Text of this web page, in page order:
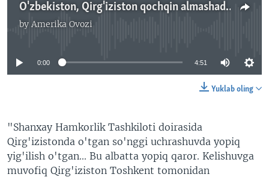
O'zbekiston, Qirg'iziston qochqin almashadimi? Malik Mansur
by Amerika Ovozi
No media source currently available
0:00 4:51
Yuklab oling
"Shanxay Hamkorlik Tashkiloti doirasida
Qirg'izistonda o'tgan so'nggi uchrashuvda yopiq
yig'ilish o'tgan... Bu albatta yopiq qaror. Kelishuvga
muvofiq Qirg'iziston Toshkent tomonidan